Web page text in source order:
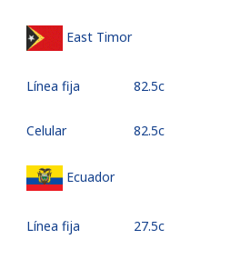
East Timor
Línea fija ⁦82.5c⁩
Celular ⁦82.5c⁩
Ecuador
Línea fija ⁦27.5c⁩